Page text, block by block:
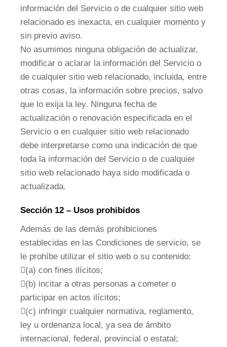
información del Servicio o de cualquier sitio web
relacionado es inexacta, en cualquier momento y
sin previo aviso.
No asumimos ninguna obligación de actualizar,
modificar o aclarar la información del Servicio o
de cualquier sitio web relacionado, incluida, entre
otras cosas, la información sobre precios, salvo
que lo exija la ley. Ninguna fecha de
actualización o renovación especificada en el
Servicio o en cualquier sitio web relacionado
debe interpretarse como una indicación de que
toda la información del Servicio o de cualquier
sitio web relacionado haya sido modificada o
actualizada.
Sección 12 – Usos prohibidos
Además de las demás prohibiciones
establecidas en las Condiciones de servicio, se
le prohíbe utilizar el sitio web o su contenido:
(a) con fines ilícitos;
(b) incitar a otras personas a cometer o
participar en actos ilícitos;
(c) infringir cualquier normativa, reglamento,
ley u ordenanza local, ya sea de ámbito
internacional, federal, provincial o estatal;